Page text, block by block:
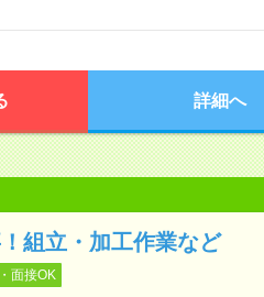
詳細へ
組立・加工作業など
面接OK